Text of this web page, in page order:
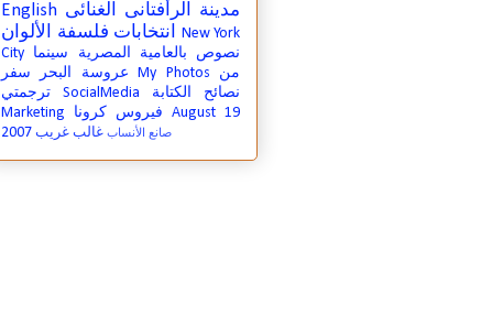
English الرأفتانى الغنائى
مدينة
الألوان
فلسفة انتخابات
New York
City سينما
نصوص بالعامية المصرية
سفر
عروسة البحر My Photos
من
ترجمتي
SocialMedia
نصائح الكتابة
Marketing
فيروس كرونا August 19
2007 غالب غريب صانع الأنساب